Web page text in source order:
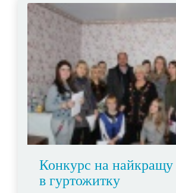
Конкурс на найкращу
в гуртожитку